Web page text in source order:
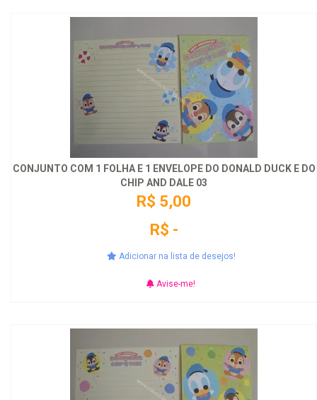
CONJUNTO COM 1 FOLHA E 1 ENVELOPE DO DONALD DUCK E DO
CHIP AND DALE 03
R$ 5,00
R$ -
Adicionar na lista de desejos!
Avise-me!